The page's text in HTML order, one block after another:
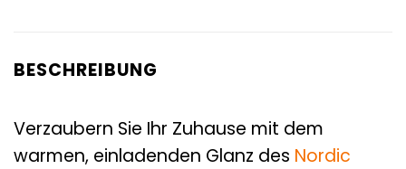
BESCHREIBUNG
Verzaubern Sie Ihr Zuhause mit dem
warmen, einladenden Glanz des Nordic